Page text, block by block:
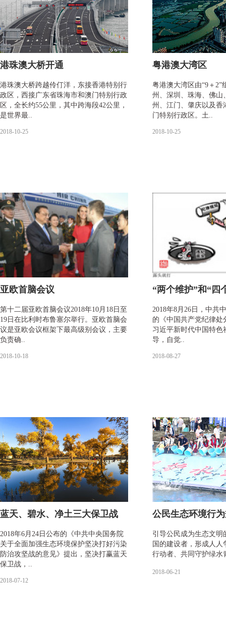
港珠澳大桥开通
港珠澳大桥跨越伶仃洋，东接香港特别行
政区，西接广东省珠海市和澳门特别行政
区，全长约55公里，其中跨海段42公里，
是世界最..
2018-10-25
粤港澳大湾区
粤港澳大湾区由“9＋2”
州、深圳、珠海、佛山
州、江门、肇庆以及香
门特别行政区。土..
2018-10-25
亚欧首脑会议
第十二届亚欧首脑会议2018年10月18日至
19日在比利时布鲁塞尔举行。亚欧首脑会
议是亚欧会议框架下最高级别会议，主要
负责确..
2018-10-18
“两个维护”和“四
​2018年8月26日，中共
的《中国共产党纪律处
习近平新时代中国特色
导，自觉..
2018-08-27
蓝天、碧水、净土三大保卫战
2018年6月24日公布的《中共中央国务院
关于全面加强生态环境保护坚决打好污染
防治攻坚战的意见》提出，坚决打赢蓝天
保卫战，..
2018-07-12
公民生态环境行
引导公民成为生态文明
国的建设者，形成人
行动者、共同守护绿水
2018-06-21